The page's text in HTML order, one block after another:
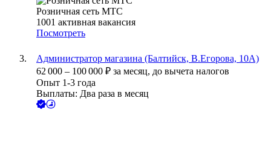
Розничная сеть МТС
1001 активная вакансия
Посмотреть
Администратор магазина (Балтийск, В.Егорова, 10А)
62 000 – 100 000 ₽ за месяц, до вычета налогов
Опыт 1-3 года
Выплаты: Два раза в месяц